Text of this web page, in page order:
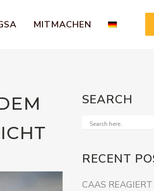
MITMACHEN
SEARCH
RECENT
CAAS